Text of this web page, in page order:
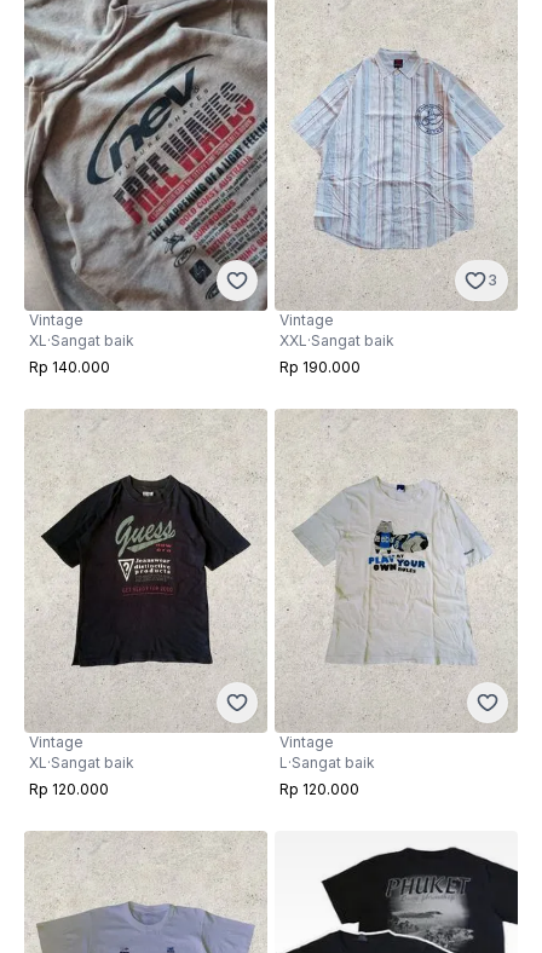
Vintage
XL·Sangat baik
Rp 140.000
3
Vintage
XXL·Sangat baik
Rp 190.000
Vintage
XL·Sangat baik
Rp 120.000
Vintage
L·Sangat baik
Rp 120.000